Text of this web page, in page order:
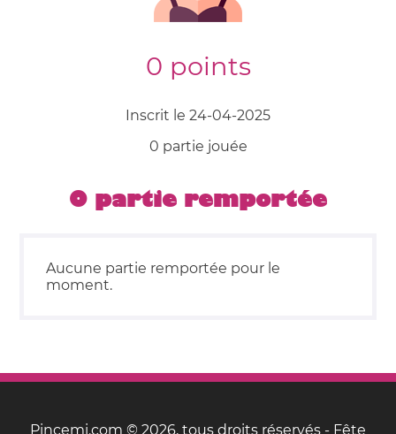
0 points
Inscrit le 24-04-2025
0 partie jouée
0 partie remportée
Aucune partie remportée pour le
moment.
Pincemi.com © 2026, tous droits réservés - Fête